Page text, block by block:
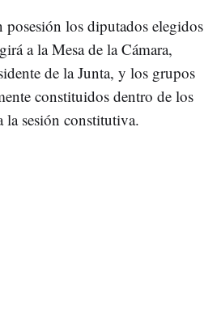
posesión los diputados elegidos
a la Mesa de la Cámara,
de la Junta, y los grupos
constituidos dentro de los
la sesión constitutiva.